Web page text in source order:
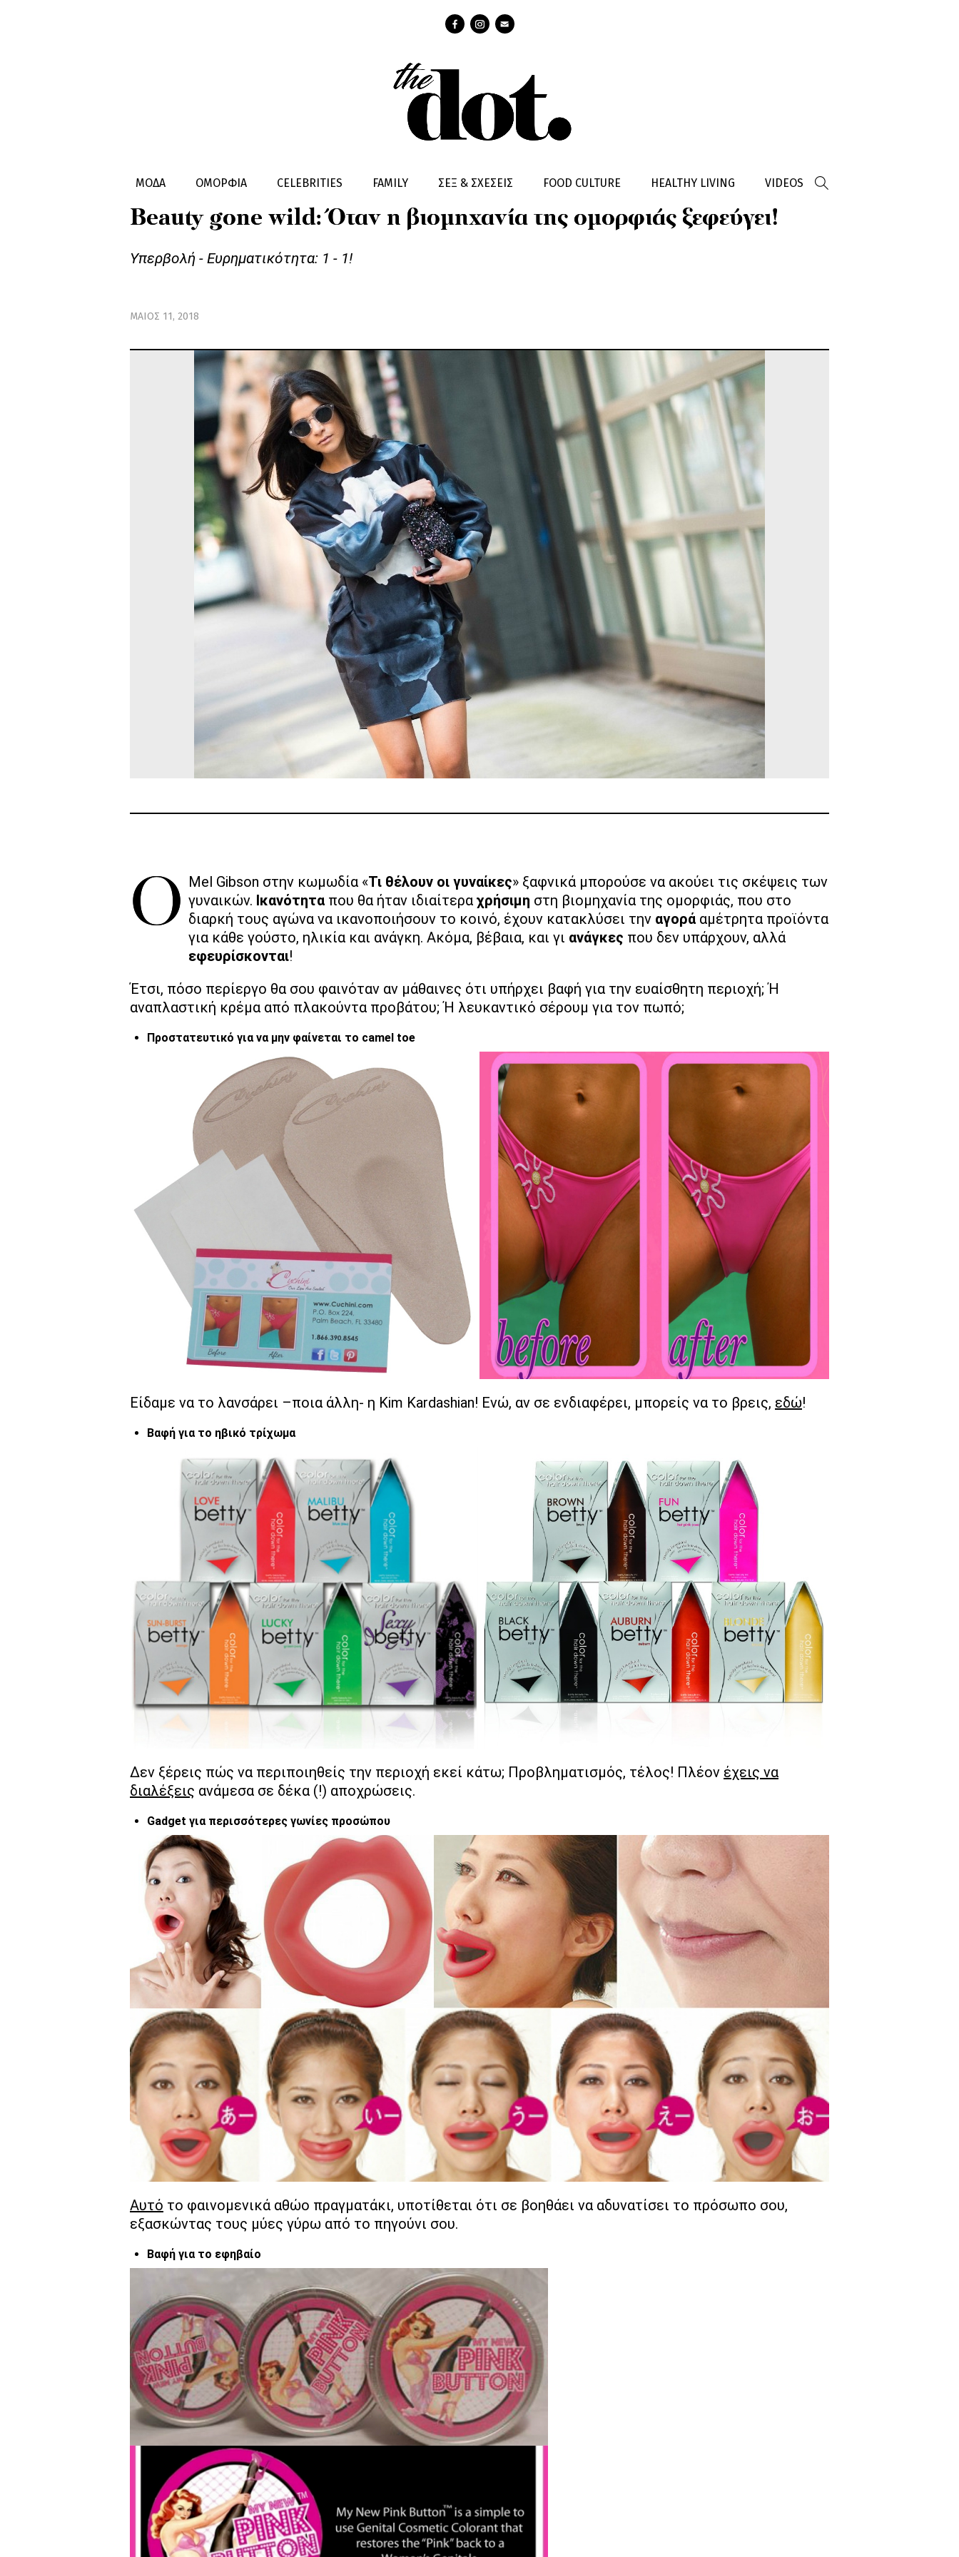
ΜΟΔΑ ΟΜΟΡΦΙΑ CELEBRITIES FAMILY ΣΕΞ & ΣΧΕΣΕΙΣ FOOD CULTURE HEALTHY LIVING VIDEOS
ΟΜΟΡΦΙA BEAUTY NEWS
Beauty gone wild: Όταν η βιομηχανία της ομορφιάς ξεφεύγει!
Υπερβολή - Ευρηματικότητα: 1 - 1!
ΜAΙΟΣ 11, 2018
Ο Mel Gibson στην κωμωδία «Τι θέλουν οι γυναίκες» ξαφνικά μπορούσε να ακούει τις σκέψεις των
γυναικών. Ικανότητα που θα ήταν ιδιαίτερα χρήσιμη στη βιομηχανία της ομορφιάς, που στο
διαρκή τους αγώνα να ικανοποιήσουν το κοινό, έχουν κατακλύσει την αγορά αμέτρητα προϊόντα
για κάθε γούστο, ηλικία και ανάγκη. Ακόμα, βέβαια, και γι ανάγκες που δεν υπάρχουν, αλλά
εφευρίσκονται!
Έτσι, πόσο περίεργο θα σου φαινόταν αν μάθαινες ότι υπήρχει βαφή για την ευαίσθητη περιοχή; Ή
αναπλαστική κρέμα από πλακούντα προβάτου; Ή λευκαντικό σέρουμ για τον πωπό;
Προστατευτικό για να μην φαίνεται το camel toe
Είδαμε να το λανσάρει –ποια άλλη- η Kim Kardashian! Ενώ, αν σε ενδιαφέρει, μπορείς να το βρεις, εδώ!
Βαφή για το ηβικό τρίχωμα
Δεν ξέρεις πώς να περιποιηθείς την περιοχή εκεί κάτω; Προβληματισμός, τέλος! Πλέον έχεις να
διαλέξεις ανάμεσα σε δέκα (!) αποχρώσεις.
Gadget για περισσότερες γωνίες προσώπου
Αυτό το φαινομενικά αθώο πραγματάκι, υποτίθεται ότι σε βοηθάει να αδυνατίσει το πρόσωπο σου,
εξασκώντας τους μύες γύρω από το πηγούνι σου.
Βαφή για το εφηβαίο